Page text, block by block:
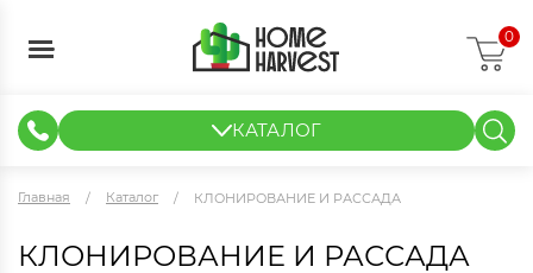
0
КАТАЛОГ
Главная Каталог КЛОНИРОВАНИЕ И РАССАДА
КЛОНИРОВАНИЕ И РАССАДА